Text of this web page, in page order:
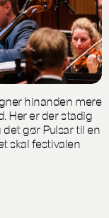
hinanden mere
Her er der stadig
gør Pulsar til en
skal festivalen